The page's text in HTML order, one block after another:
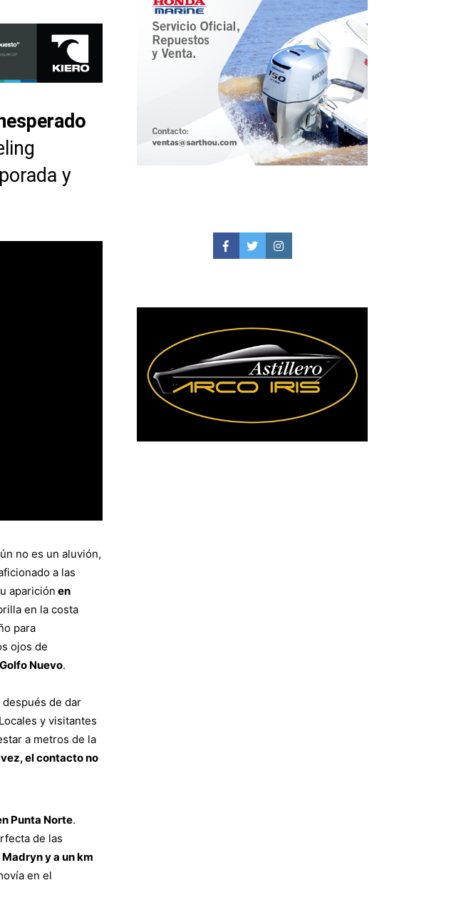
y
no es un aluvión,
a las
aparición en
en la costa
para
ojos de
Golfo Nuevo.
de dar
y visitantes
a metros de la
el contacto no
Punta Norte.
de las
y a un km
en el
Facebook
TwitterInstagram